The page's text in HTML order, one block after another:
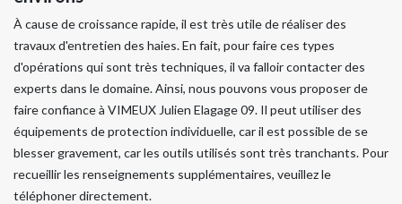
À cause de croissance rapide, il est très utile de réaliser des
travaux d'entretien des haies. En fait, pour faire ces types
d'opérations qui sont très techniques, il va falloir contacter des
experts dans le domaine. Ainsi, nous pouvons vous proposer de
faire confiance à VIMEUX Julien Elagage 09. Il peut utiliser des
équipements de protection individuelle, car il est possible de se
blesser gravement, car les outils utilisés sont très tranchants. Pour
recueillir les renseignements supplémentaires, veuillez le
téléphoner directement.